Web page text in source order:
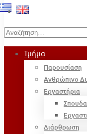
Search
for:
Τμήμα
Παρουσίαση
Ανθρώπινο
Εργαστήρια
Διάρθρωση